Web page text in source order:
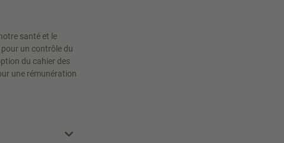
santé et le
un contrôle du
du cahier des
une rémunération